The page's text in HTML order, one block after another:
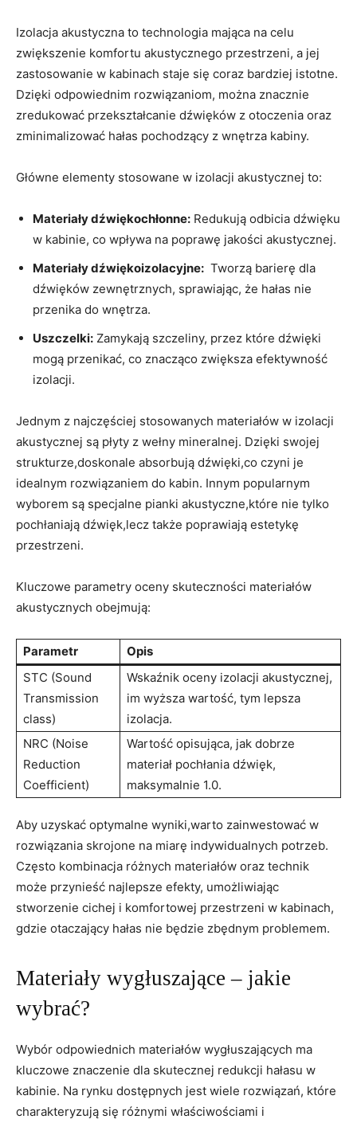
Izolacja akustyczna to technologia mająca ⁣na celu
zwiększenie komfortu akustycznego ⁤przestrzeni, a jej
zastosowanie w kabinach ‍staje się ⁤coraz bardziej istotne.
Dzięki odpowiednim rozwiązaniom, ‌można‌ znacznie
zredukować przekształcanie dźwięków z ‍otoczenia⁣ oraz
zminimalizować hałas pochodzący z wnętrza kabiny.
Główne ⁣elementy ​stosowane w ⁣izolacji akustycznej to:
Materiały ‍dźwiękochłonne: Redukują odbicia dźwięku
w ⁢kabinie, co ⁢wpływa​ na poprawę jakości⁣ akustycznej.
Materiały⁤ dźwiękoizolacyjne: ⁢ Tworzą barierę dla
dźwięków zewnętrznych, sprawiając, ⁣że hałas nie
⁤przenika do⁢ wnętrza.
Uszczelki: Zamykają szczeliny, przez które dźwięki
mogą przenikać, co znacząco zwiększa efektywność
izolacji.
Jednym z najczęściej ‍stosowanych materiałów ‍w ​izolacji
akustycznej ⁤są ​płyty z wełny mineralnej. Dzięki swojej
strukturze,doskonale absorbują dźwięki,co czyni je
idealnym rozwiązaniem⁣ do⁢ kabin. Innym popularnym
wyborem​ są specjalne pianki akustyczne,które nie ⁤tylko
pochłaniają dźwięk,lecz także poprawiają estetykę
przestrzeni.
Kluczowe parametry ⁤oceny skuteczności materiałów
akustycznych obejmują:
Parametr
Opis
STC (Sound
Transmission
⁤class)
Wskaźnik oceny izolacji akustycznej,
im wyższa wartość,​ tym lepsza
izolacja.
NRC (Noise
Reduction
Coefficient)
Wartość opisująca, jak dobrze
materiał pochłania dźwięk,
maksymalnie 1.0.
Aby uzyskać optymalne wyniki,warto zainwestować⁤ w​
rozwiązania​ skrojone na miarę indywidualnych potrzeb.
Często kombinacja różnych materiałów oraz technik
może przynieść najlepsze efekty,​ umożliwiając
stworzenie ⁤cichej ⁣i komfortowej przestrzeni w kabinach,
gdzie otaczający hałas nie będzie⁢ zbędnym problemem.
Materiały wygłuszające – ⁣jakie
wybrać?
Wybór odpowiednich materiałów⁤ wygłuszających ma
kluczowe znaczenie dla⁤ skutecznej redukcji hałasu w
kabinie. ‌Na rynku dostępnych jest ‍wiele ‌rozwiązań, które
charakteryzują się ‍różnymi właściwościami i